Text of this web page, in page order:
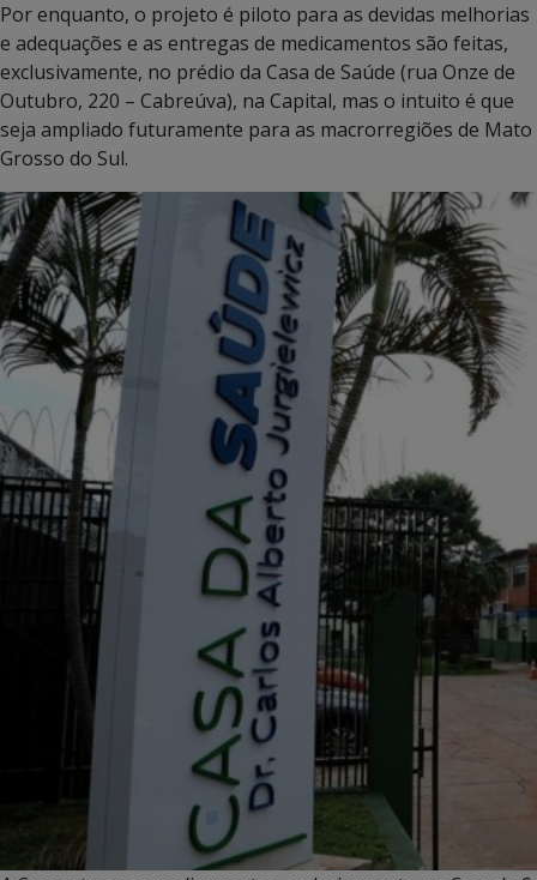
Por enquanto, o projeto é piloto para as devidas melhorias
e adequações e as entregas de medicamentos são feitas,
exclusivamente, no prédio da Casa de Saúde (rua Onze de
Outubro, 220 – Cabreúva), na Capital, mas o intuito é que
seja ampliado futuramente para as macrorregiões de Mato
Grosso do Sul.